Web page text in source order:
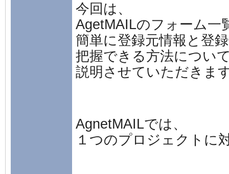
今回は、
AgetMAILのフォーム一
簡単に登録元情報と登
把握できる方法につい
説明させていただきま
AgnetMAILでは、
１つのプロジェクトに